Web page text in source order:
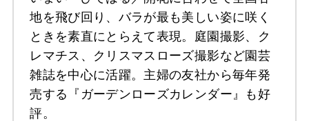
地を飛び回り、バラが最も美しい姿に咲く
ときを素直にとらえて表現。庭園撮影、ク
レマチス、クリスマスローズ撮影など園芸
雑誌を中心に活躍。主婦の友社から毎年発
売する『ガーデンローズカレンダー』も好
評。